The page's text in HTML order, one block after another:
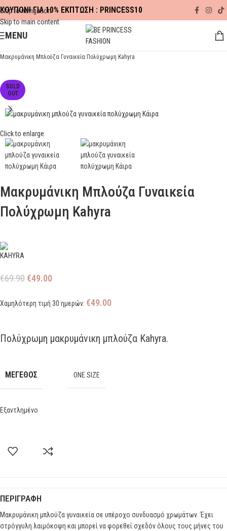
Skip to navigation
Skip to main content
ΚΟΥΠΟΝΙ ΓΙΑ 10% ΕΚΠΤΩΣΗ : PRINCESS10
MENU
Μακρυμάνικη Μπλούζα Γυναικεία Πολύχρωμη Kahyra
SOLD
OUT
Click to enlarge
Μακρυμάνικη Μπλούζα Γυναικεία
Πολύχρωμη Kahyra
€69.90€49.00
Χαμηλότερη τιμή 30 ημερών: €49.00
Πολύχρωμη μακρυμάνικη μπλούζα Kahyra.
ΜΕΓΕΘΟΣ ONE SIZE
Εξαντλημένο
ΠΕΡΙΓΡΑΦΉ
Μακρυμάνικη μπλούζα γυναικεία σε υπέροχο συνδυασμό χρωμάτων. Έχει
στρόγγυλη λαιμόκοψη και μπορεί να φορεθεί σχεδόν όλους τους μήνες του